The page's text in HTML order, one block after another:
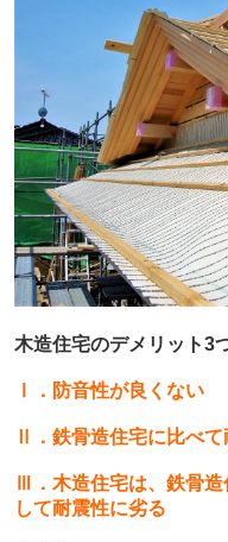
木造住宅のデメリット3
Ⅰ．防音性が良くない
Ⅱ．鉄骨造住宅に比べ
Ⅲ．木造住宅は、鉄骨
して耐震性に劣る